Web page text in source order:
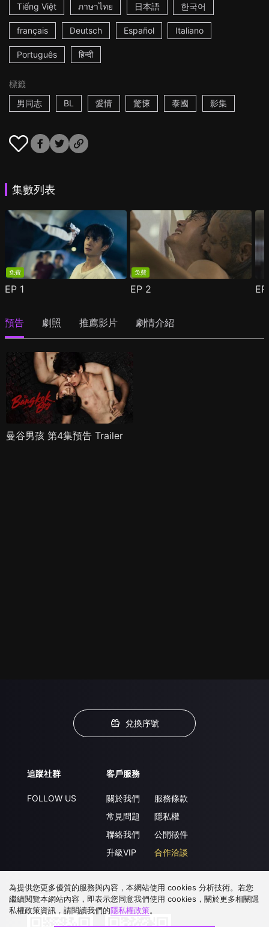
Tiếng Việt ภาษาไทย 日本語 한국어
français Deutsch Español Italiano
Português हिन्दी
標籤
男同志
BL 愛情 驚悚 泰國 影集
集數列表
免費
EP 1
免費
EP 2
預告 劇照 推薦影片 劇情介紹
曼谷男孩 第4集預告 Trailer
兌換序號
追蹤社群
FOLLOW US
客戶服務
關於我們
常見問題
聯絡我們
升級VIP
服務條款
隱私權
公開徵件
合作洽談
下載 APP
為提供您更多優質的服務與內容，本網站使用 cookies 分析技術。若您
繼續閱覽本網站內容，即表示您同意我們使用 cookies，關於更多相關隱
私權政策資訊，請閱讀我們的隱私權政策。